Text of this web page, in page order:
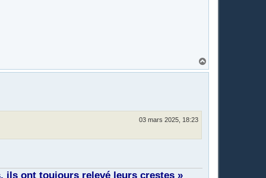
a
03 mars 2025, 18:23
ils ont toujours relevé leurs crestes »